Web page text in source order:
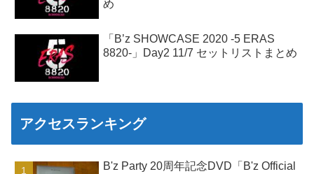
め
「B’z SHOWCASE 2020 -5 ERAS
8820-」Day2 11/7 セットリストまとめ
アクセスランキング
B'z Party 20周年記念DVD「B'z Official